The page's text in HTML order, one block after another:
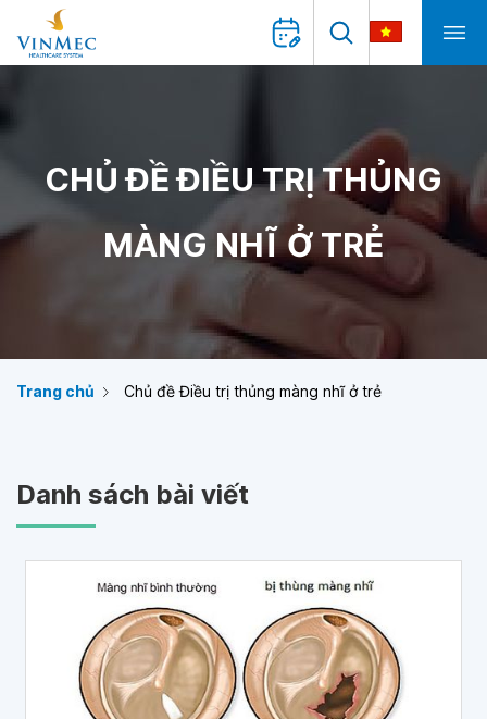
CHỦ ĐỀ ĐIỀU TRỊ THỦNG
MÀNG NHĨ Ở TRẺ
Trang chủ Chủ đề Điều trị thủng màng nhĩ ở trẻ
Danh sách bài viết